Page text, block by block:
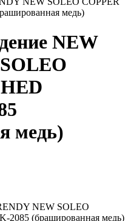
медь)
NEW
медь)